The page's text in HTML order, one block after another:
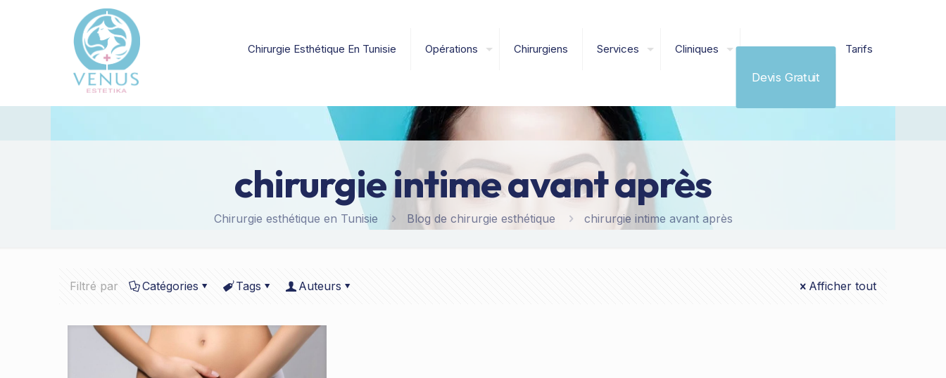
Chirurgie Esthétique En Tunisie Opérations Chirurgiens Services Cliniques
Devis Gratuit
Tarifs
chirurgie intime avant après
Chirurgie esthétique en Tunisie Blog de chirurgie esthétique chirurgie intime avant après
Filtré par Catégories Tags Auteurs Afficher tout